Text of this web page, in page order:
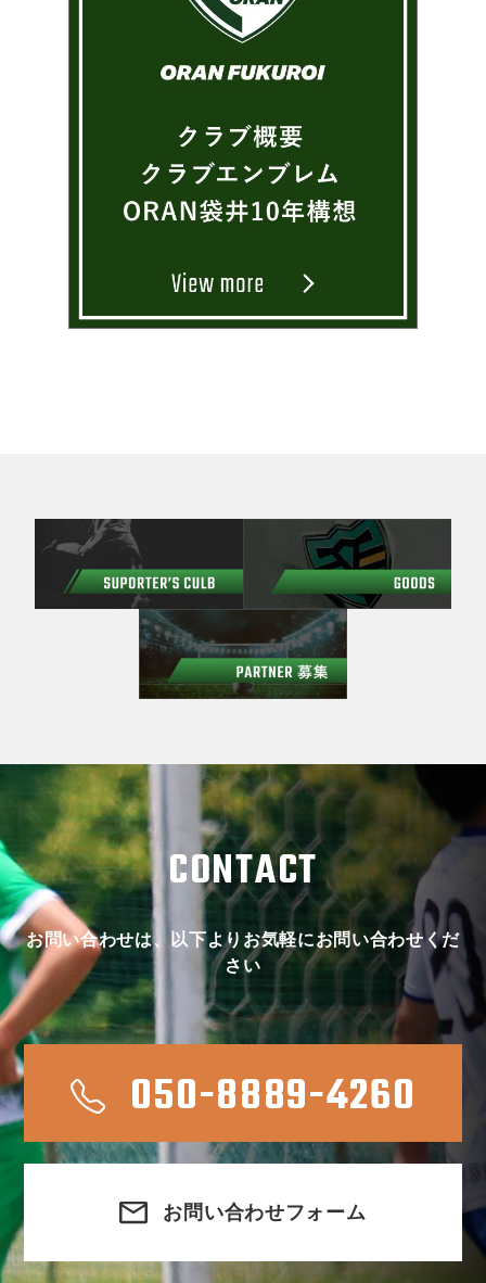
CONTACT
お問い合わせは、以下よりお気軽にお問い合わせくだ
さい
050-8889-4260
お問い合わせフォーム